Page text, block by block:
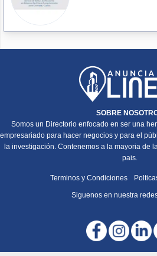
SOBRE
Somos un Directorio enfocado en ser una
empresariado para hacer negocios y para el
la investigación. Contenemos a la mayoria de
pais.
Terminos y Condiciones
Siguenos en nuestra